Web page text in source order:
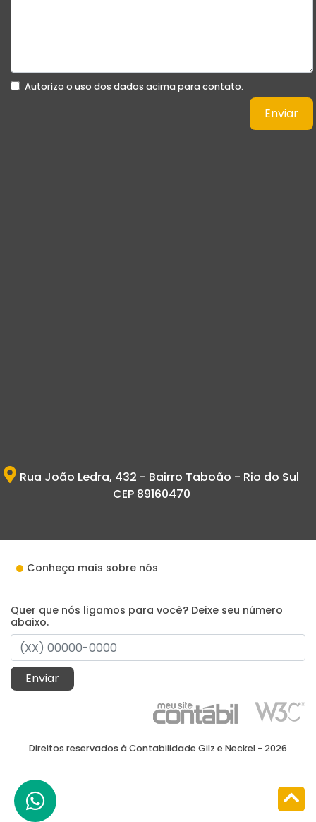
Autorizo o uso dos dados acima para contato.
Enviar
Rua João Ledra, 432 - Bairro Taboão - Rio do Sul
CEP 89160470
Conheça mais sobre nós
Quer que nós ligamos para você? Deixe seu número
abaixo.
Enviar
Direitos reservados à Contabilidade Gilz e Neckel - 2026